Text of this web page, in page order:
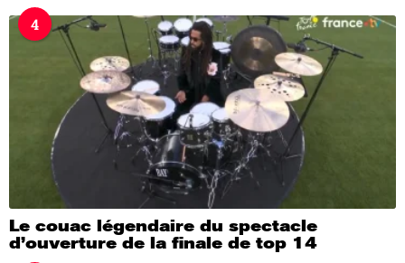
4
Le couac légendaire du spectacle
d’ouverture de la finale de top 14